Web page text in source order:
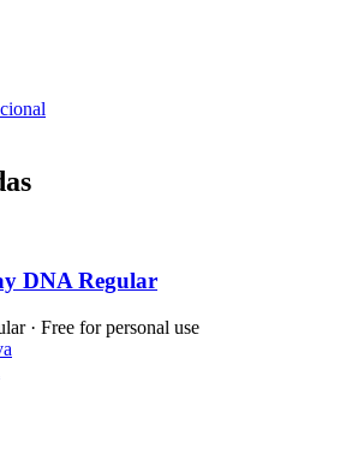
DNA Regular
· Free for personal use